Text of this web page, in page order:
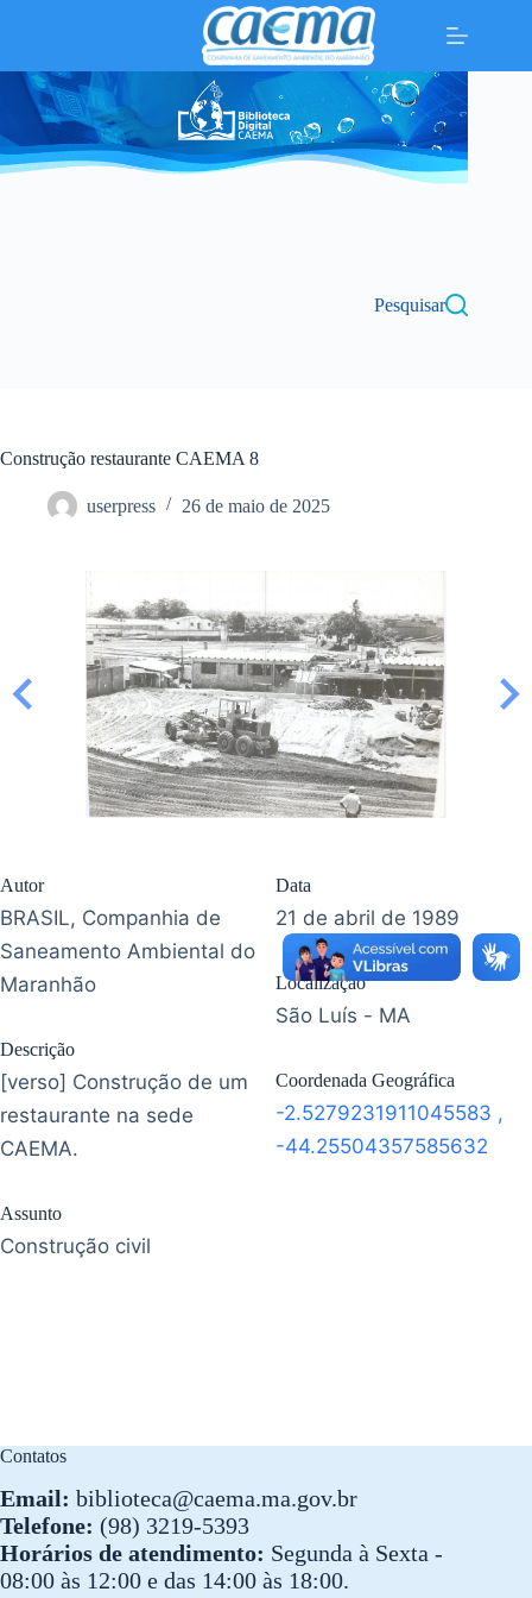
conteúdo
Pesquisar
Construção restaurante CAEMA 8
userpress 26 de maio de 2025
Autor
BRASIL, Companhia de
Saneamento Ambiental do
Maranhão
Descrição
[verso] Construção de um
restaurante na sede
CAEMA.
Assunto
Construção civil
Data
21 de abril de 1989
Localização
São Luís - MA
Coordenada Geográfica
-2.5279231911045583 ,
-44.25504357585632
Contatos
Email: biblioteca@caema.ma.gov.br
Telefone: (98) 3219-5393
Horários de atendimento: Segunda à Sexta -
08:00 às 12:00 e das 14:00 às 18:00.